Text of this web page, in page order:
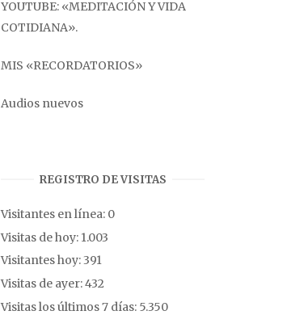
YOUTUBE: «MEDITACIÓN Y VIDA
COTIDIANA».
MIS «RECORDATORIOS»
Audios nuevos
REGISTRO DE VISITAS
Visitantes en línea: 0
Visitas de hoy: 1.003
Visitantes hoy:391
Visitas de ayer:432
Visitas los últimos 7 días: 5.350